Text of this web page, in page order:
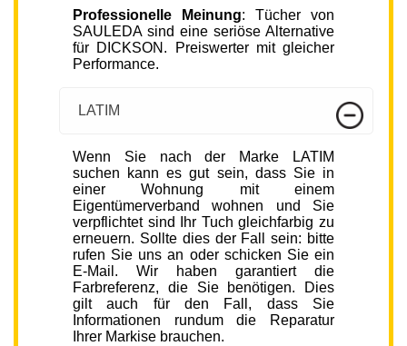
Professionelle Meinung: Tücher von
SAULEDA sind eine seriöse Alternative
für DICKSON. Preiswerter mit gleicher
Performance.
LATIM
Wenn Sie nach der Marke LATIM
suchen kann es gut sein, dass Sie in
einer Wohnung mit einem
Eigentümerverband wohnen und Sie
verpflichtet sind Ihr Tuch gleichfarbig zu
erneuern. Sollte dies der Fall sein: bitte
rufen Sie uns an oder schicken Sie ein
E-Mail. Wir haben garantiert die
Farbreferenz, die Sie benötigen. Dies
gilt auch für den Fall, dass Sie
Informationen rundum die Reparatur
Ihrer Markise brauchen.